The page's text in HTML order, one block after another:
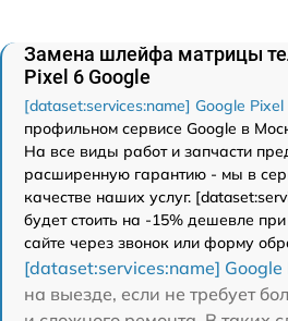
Замена шлейфа матрицы
Pixel 6 Google
[dataset:services:name] Google Pixel
профильном сервисе Google в
На все виды работ и запчасти
расширенную гарантию - мы в
качестве наших услуг.
будет стоить на -15% дешевле
сайте через звонок или форму
[dataset:services:name] Google
на выезде, если не требует